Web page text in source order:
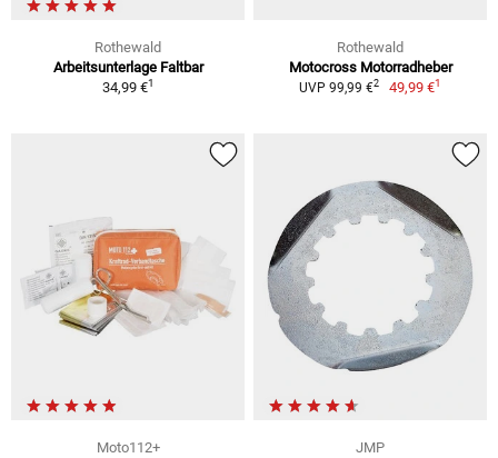
Rothewald
Arbeitsunterlage Faltbar
34,99 €1
Rothewald
Motocross Motorradheber
UVP 99,99 €2 49,99 €1
Moto112+
JMP